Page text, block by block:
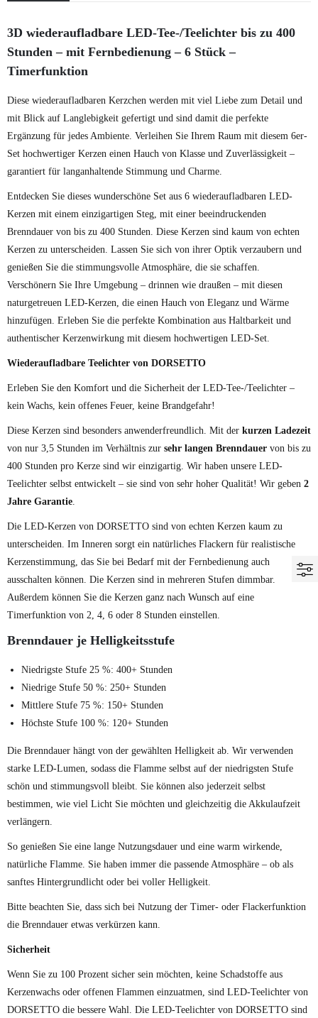
3D wiederaufladbare LED-Tee-/Teelichter bis zu 400
Stunden – mit Fernbedienung – 6 Stück –
Timerfunktion
Diese wiederaufladbaren Kerzchen werden mit viel Liebe zum Detail und
mit Blick auf Langlebigkeit gefertigt und sind damit die perfekte
Ergänzung für jedes Ambiente. Verleihen Sie Ihrem Raum mit diesem 6er-
Set hochwertiger Kerzen einen Hauch von Klasse und Zuverlässigkeit –
garantiert für langanhaltende Stimmung und Charme.
Entdecken Sie dieses wunderschöne Set aus 6 wiederaufladbaren LED-
Kerzen mit einem einzigartigen Steg, mit einer beeindruckenden
Brenndauer von bis zu 400 Stunden. Diese Kerzen sind kaum von echten
Kerzen zu unterscheiden. Lassen Sie sich von ihrer Optik verzaubern und
genießen Sie die stimmungsvolle Atmosphäre, die sie schaffen.
Verschönern Sie Ihre Umgebung – drinnen wie draußen – mit diesen
naturgetreuen LED-Kerzen, die einen Hauch von Eleganz und Wärme
hinzufügen. Erleben Sie die perfekte Kombination aus Haltbarkeit und
authentischer Kerzenwirkung mit diesem hochwertigen LED-Set.
Wiederaufladbare Teelichter von DORSETTO
Erleben Sie den Komfort und die Sicherheit der LED-Tee-/Teelichter –
kein Wachs, kein offenes Feuer, keine Brandgefahr!
Diese Kerzen sind besonders anwenderfreundlich. Mit der kurzen Ladezeit
von nur 3,5 Stunden im Verhältnis zur sehr langen Brenndauer von bis zu
400 Stunden pro Kerze sind wir einzigartig. Wir haben unsere LED-
Teelichter selbst entwickelt – sie sind von sehr hoher Qualität! Wir geben 2
Jahre Garantie.
Die LED-Kerzen von DORSETTO sind von echten Kerzen kaum zu
unterscheiden. Im Inneren sorgt ein natürliches Flackern für realistische
Kerzenstimmung, das Sie bei Bedarf mit der Fernbedienung auch
ausschalten können. Die Kerzen sind in mehreren Stufen dimmbar.
Außerdem können Sie die Kerzen ganz nach Wunsch auf eine
Timerfunktion von 2, 4, 6 oder 8 Stunden einstellen.
Brenndauer je Helligkeitsstufe
Niedrigste Stufe 25 %: 400+ Stunden
Niedrige Stufe 50 %: 250+ Stunden
Mittlere Stufe 75 %: 150+ Stunden
Höchste Stufe 100 %: 120+ Stunden
Die Brenndauer hängt von der gewählten Helligkeit ab. Wir verwenden
starke LED-Lumen, sodass die Flamme selbst auf der niedrigsten Stufe
schön und stimmungsvoll bleibt. Sie können also jederzeit selbst
bestimmen, wie viel Licht Sie möchten und gleichzeitig die Akkulaufzeit
verlängern.
So genießen Sie eine lange Nutzungsdauer und eine warm wirkende,
natürliche Flamme. Sie haben immer die passende Atmosphäre – ob als
sanftes Hintergrundlicht oder bei voller Helligkeit.
Bitte beachten Sie, dass sich bei Nutzung der Timer- oder Flackerfunktion
die Brenndauer etwas verkürzen kann.
Sicherheit
Wenn Sie zu 100 Prozent sicher sein möchten, keine Schadstoffe aus
Kerzenwachs oder offenen Flammen einzuatmen, sind LED-Teelichter von
DORSETTO die bessere Wahl. Die LED-Teelichter von DORSETTO sind